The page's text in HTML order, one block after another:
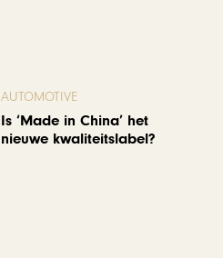
AUTOMOTIVE
Is ‘Made in China’ het
nieuwe kwaliteitslabel?